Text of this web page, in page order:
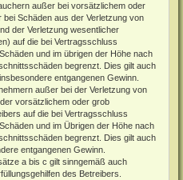
außer bei vorsätzlichem oder
Schäden aus der Verletzung von
der Verletzung wesentlicher
auf die bei Vertragsschluss
und im übrigen der Höhe nach
begrenzt. Dies gilt auch
entgangenen Gewinn.
außer bei der Verletzung von
vorsätzlichem oder grob
auf die bei Vertragsschluss
und im Übrigen der Höhe nach
begrenzt. Dies gilt auch
entgangenen Gewinn.
a bis c gilt sinngemäß auch
des Betreibers.